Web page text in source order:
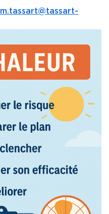
m.tassart@tassart-